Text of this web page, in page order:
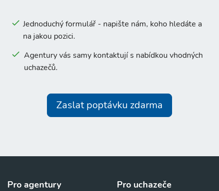
Jednoduchý formulář - napište nám, koho hledáte a
na jakou pozici.
Agentury vás samy kontaktují s nabídkou vhodných
uchazečů.
Zaslat poptávku zdarma
Pro agentury Pro uchazeče